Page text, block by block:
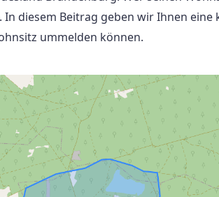
diesem Beitrag geben wir Ihnen eine
ummelden können.